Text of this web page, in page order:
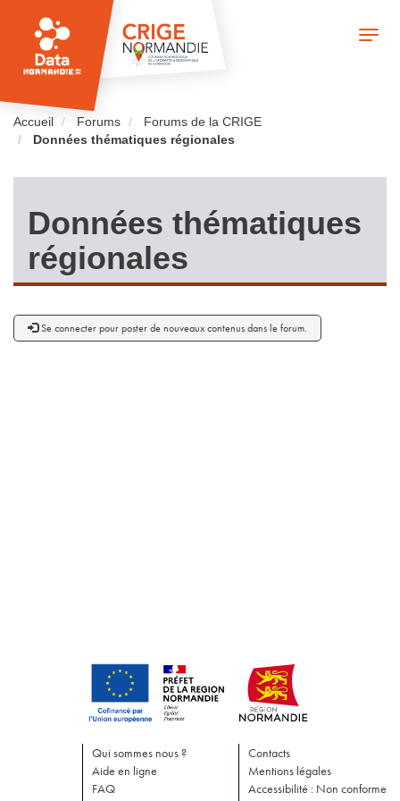
principal
Toggle
Accueil Forums
Forums de la CRIGE
Données thématiques régionales
Données thématiques
régionales
Se connecter pour poster de nouveaux contenus dans le forum.
Qui sommes nous ?
Aide en ligne
FAQ
Contacts
Mentions légales
Accessibilité : Non conforme